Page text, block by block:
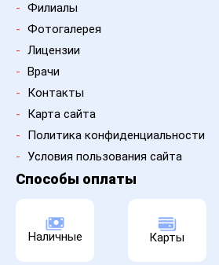
- Филиалы
- Фотогалерея
- Лицензии
- Врачи
-
Контакты
-
Карта сайта
-
Политика конфиденциальности
- Условия пользования сайта
Способы оплаты
Наличные Карты